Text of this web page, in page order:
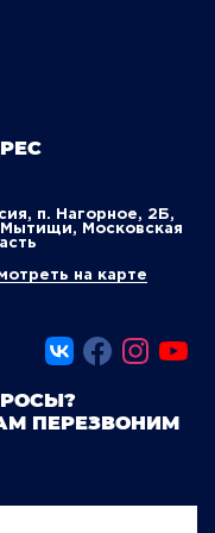
п. Нагорное, 2Б,
Мытищи, Московская
на карте
ПЕРЕЗВОНИМ